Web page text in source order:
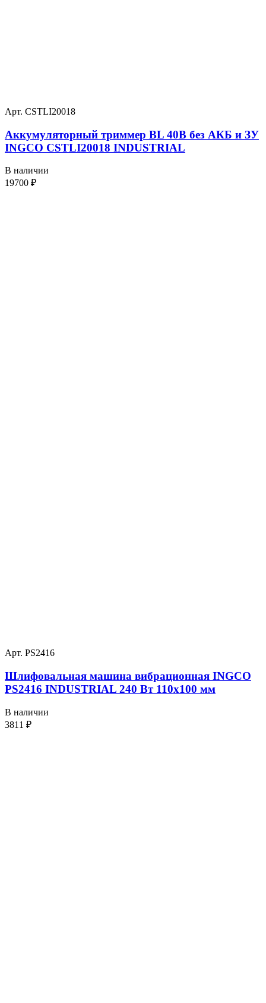
Арт. CSTLI20018
Аккумуляторный триммер BL 40В без АКБ и ЗУ
INGCO CSTLI20018 INDUSTRIAL
В наличии
19700 ₽
Арт. PS2416
Шлифовальная машина вибрационная INGCO
PS2416 INDUSTRIAL 240 Вт 110х100 мм
В наличии
3811 ₽